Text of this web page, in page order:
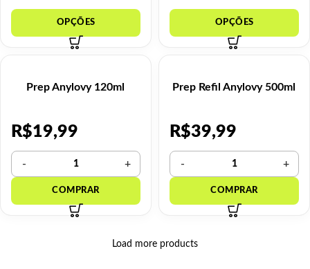
Prep Anylovy 120ml
R$19,99
Prep Refil Anylovy 500ml
R$39,99
Load more products